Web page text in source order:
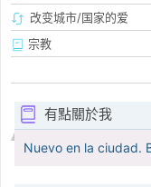
改变城市/国家的爱
宗教
有點關於我
Nuevo en la ciudad.